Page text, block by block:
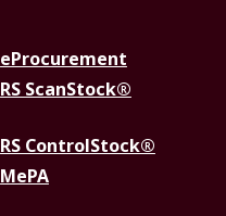
eProcurement
RS ScanStock®
RS ControlStock®
MePA